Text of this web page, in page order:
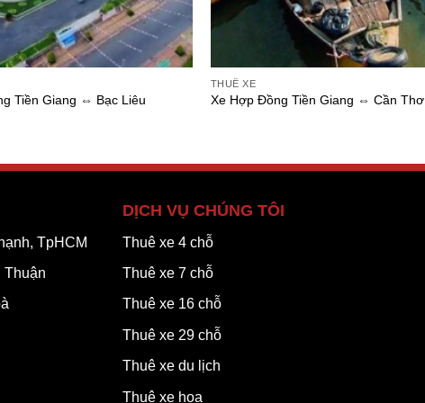
Tiền Giang ⇔ Bạc Liêu
THUÊ XE
Xe Hợp Đồng Tiền Giang ⇔ Cần Thơ
TpHCM
Thuận
DỊCH VỤ CHÚNG TÔI
Thuê xe 4 chỗ
Thuê xe 7 chỗ
Thuê xe 16 chỗ
Thuê xe 29 chỗ
Thuê xe du lịch
Thuê xe hoa